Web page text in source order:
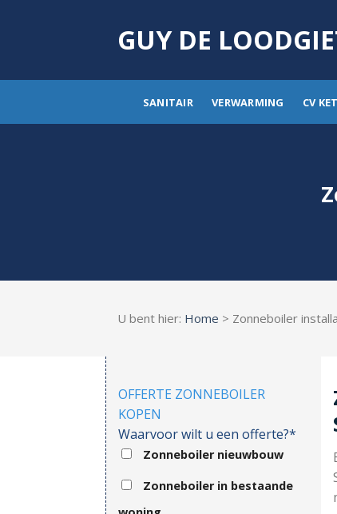
GUY DE
SANITAIR VERWARMING CV
U bent hier: Home > Zonneboiler
OFFERTE ZONNEBOILER
KOPEN
Waarvoor wilt u een offerte?*
Zonneboiler nieuwbouw
Zonneboiler in bestaande